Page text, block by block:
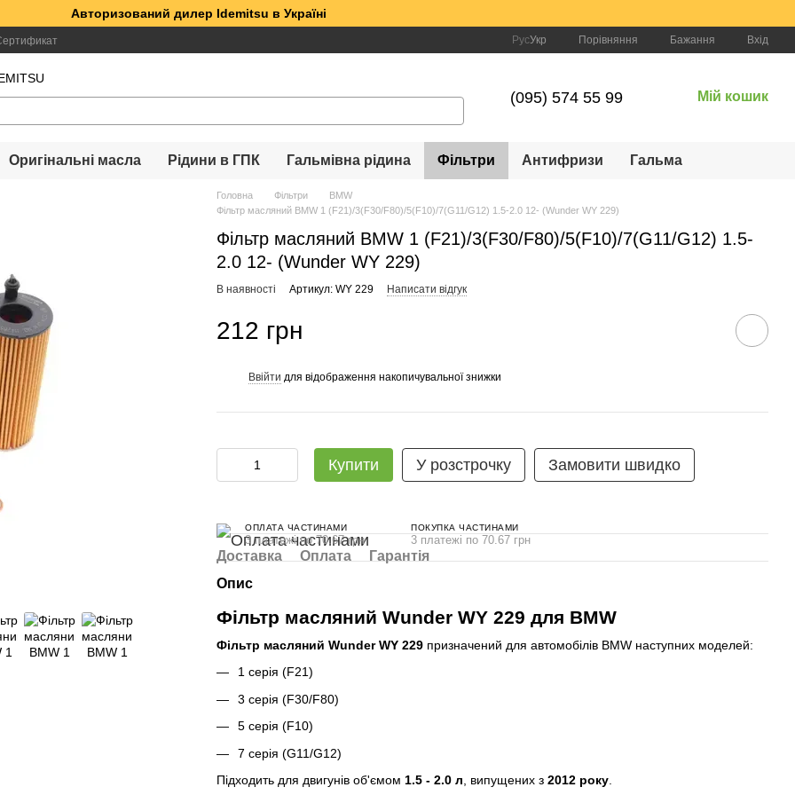
Авторизований дилер Idemitsu в Україні
РусУкр Порівняння Бажання Вхід
(095) 574 55 99 Мій кошик
Оригінальні масла Рідини в ГПК Гальмівна рідина Фільтри Антифризи Гальма
Головна Фільтри
BMW
Фільтр масляний BMW 1 (F21)/3(F30/F80)/5(F10)/7(G11/G12) 1.5-2.0 12- (Wunder WY 229)
Фільтр масляний BMW 1 (F21)/3(F30/F80)/5(F10)/7(G11/G12) 1.5-
2.0 12- (Wunder WY 229)
В наявності Артикул: WY 229 Написати відгук
212 грн
Ввійти для відображення накопичувальної знижки
Купити У розстрочку Замовити швидко
ОПЛАТА ЧАСТИНАМИ
3 платежі по 70.67 грн
ПОКУПКА ЧАСТИНАМИ
3 платежі по 70.67 грн
Доставка Оплата
Гарантія
Опис
Фільтр масляний Wunder WY 229 для BMW
Фільтр масляний Wunder WY 229 призначений для автомобілів BMW наступних моделей:
1 серія (F21)
3 серія (F30/F80)
5 серія (F10)
7 серія (G11/G12)
Підходить для двигунів об'ємом 1.5 - 2.0 л , випущених з 2012 року